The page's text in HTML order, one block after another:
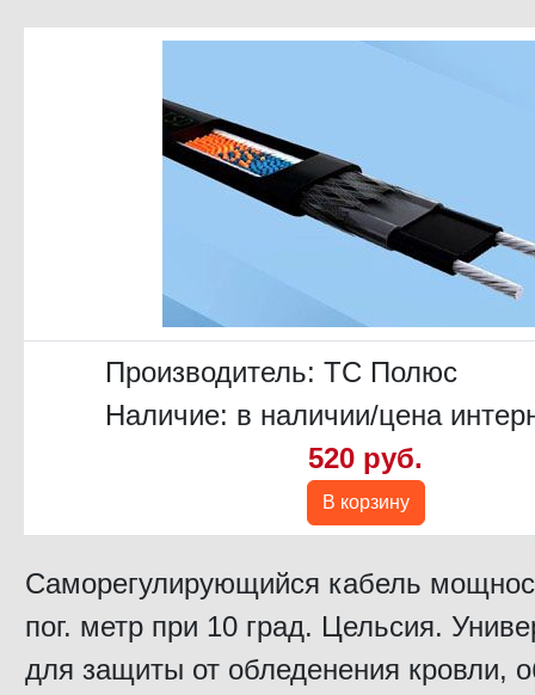
Производитель: ТС Полюс
Наличие: в наличии/цена
520 руб.
В корзину
Саморегулирующийся кабель
пог. метр при 10 град. Цельсия.
для защиты от обледенения кровли,